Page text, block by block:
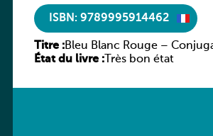
ISBN: 9789995914462
Titre :Bleu Blanc Rouge –
État du livre :Très bon état